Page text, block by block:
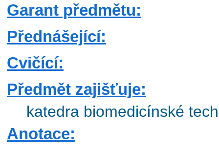
Garant předmětu:
Přednášející:
Cvičící:
Předmět zajišťuje:
katedra biomedicínské
Anotace: